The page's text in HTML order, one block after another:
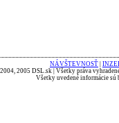
NÁVŠTEVNOSŤ
2005 DSL.sk | Všetky práva
Všetky uvedené informácie sú